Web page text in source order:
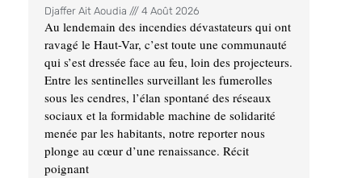
Djaffer Ait Aoudia 4 Août 2026
Au lendemain des incendies dévastateurs qui ont
ravagé le Haut-Var, c’est toute une communauté
qui s’est dressée face au feu, loin des projecteurs.
Entre les sentinelles surveillant les fumerolles
sous les cendres, l’élan spontané des réseaux
sociaux et la formidable machine de solidarité
menée par les habitants, notre reporter nous
plonge au cœur d’une renaissance. Récit
poignant